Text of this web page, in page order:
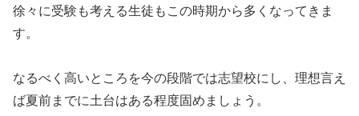
徐々に受験も考える生徒もこの時期から多くなってきま
す。
なるべく高いところを今の段階では志望校にし、理想言え
ば夏前までに土台はある程度固めましょう。